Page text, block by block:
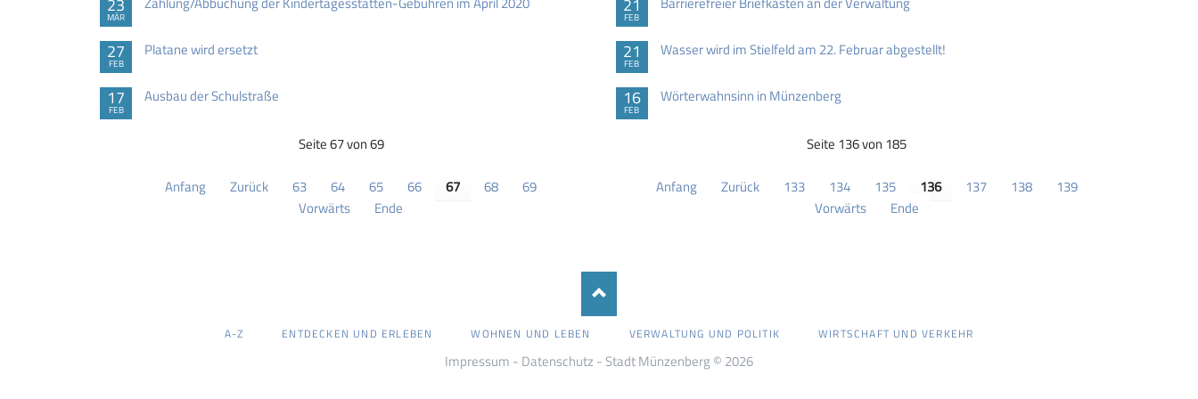
MÄR
27
FEB
Platane wird ersetzt
17
FEB
Ausbau der Schulstraße
Seite 67 von 69
Anfang Zurück 63 64 65 66 67 68
69
Vorwärts
Ende
FEB
21
FEB
Wasser wird im Stielfeld am 22. Februar abgestellt!
16
FEB
Wörterwahnsinn in Münzenberg
Seite 136 von 185
Anfang Zurück 133 134 135 136 137 138
139
Vorwärts
Ende
ÜBERSPRINGEN
A-Z ENTDECKEN UND ERLEBEN WOHNEN UND LEBEN VERWALTUNG UND POLITIK WIRTSCHAFT UND VERKEHR
Impressum - Datenschutz - Stadt Münzenberg © 2026